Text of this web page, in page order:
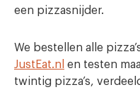
een pizzasnijder.
We bestellen alle
JustEat.nl en testen
twintig pizza’s,